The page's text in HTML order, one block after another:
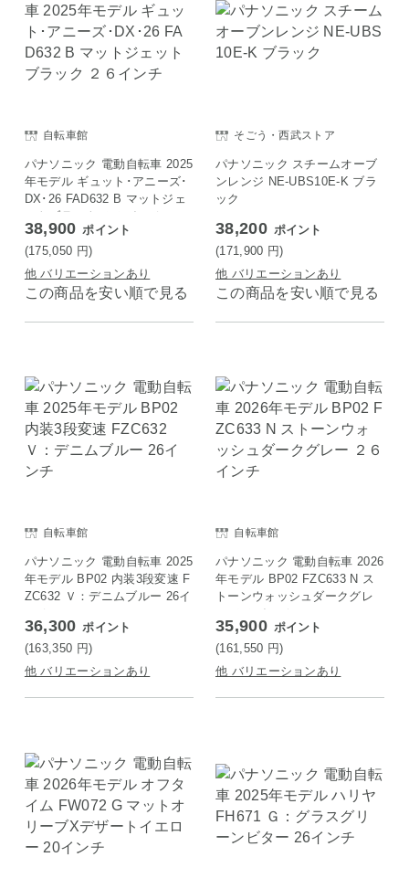
自転車館
パナソニック 電動自転車 2025
年モデル ギュット･アニーズ･
DX･26 FAD632 B マットジェ
ットブラック ２６インチ
38,900 ポイント
(175,050 円)
他 バリエーションあり
この商品を安い順で見る
そごう・西武ストア
パナソニック スチームオーブ
ンレンジ NE-UBS10E-K ブラ
ック
38,200 ポイント
(171,900 円)
他 バリエーションあり
この商品を安い順で見る
自転車館
パナソニック 電動自転車 2025
年モデル BP02 内装3段変速 F
ZC632 Ｖ：デニムブルー 26イ
36,300 ポイント
(163,350 円)
他 バリエーションあり
自転車館
パナソニック 電動自転車 2026
年モデル BP02 FZC633 N ス
トーンウォッシュダークグレ
ー ２６インチ
35,900 ポイント
(161,550 円)
他 バリエーションあり